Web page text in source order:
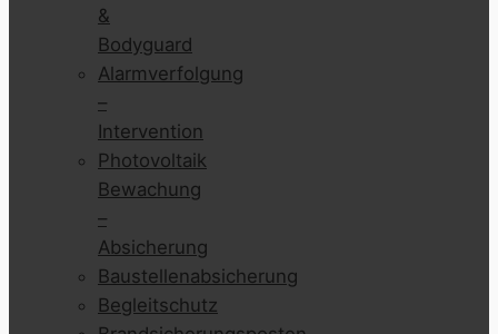
&
Bodyguard
Alarmverfolgung
–
Intervention
Photovoltaik
Bewachung
–
Absicherung
Baustellenabsicherung
Begleitschutz